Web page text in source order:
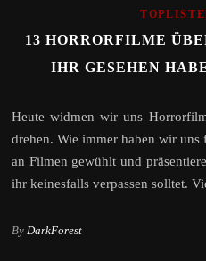
13 HORRORFILME
IHR GESEHEN
Heute widmen wir uns
drehen. Wie immer haben wir uns
an Filmen gewühlt und
ihr keinesfalls verpassen solltet.
By DarkForest